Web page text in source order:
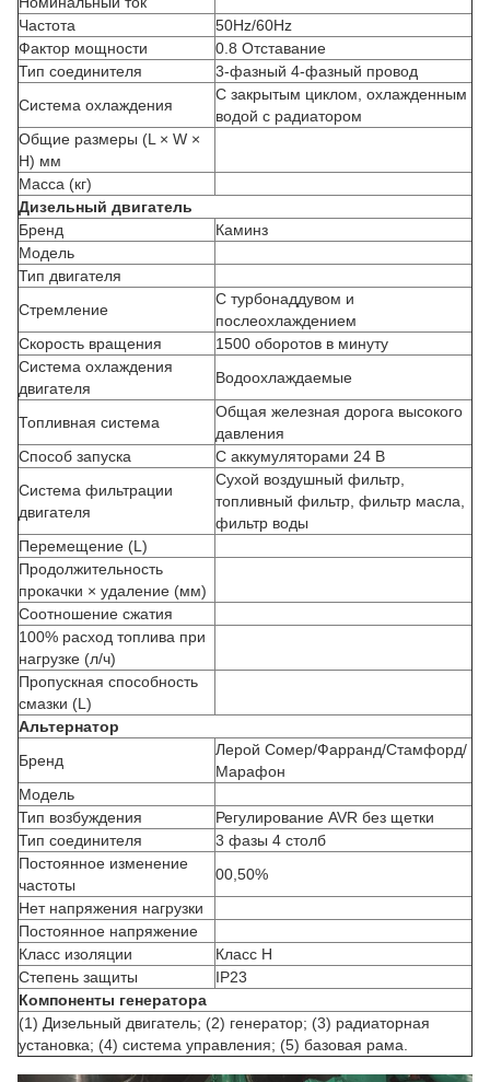
Частота
50Hz/60Hz
Фактор мощности
0.8 Отставание
Тип соединителя
3-фазный 4-фазный провод
Система охлаждения
С закрытым циклом, охлажденным
водой с радиатором
Общие размеры (L × W ×
H) мм
Масса (кг)
Дизельный двигатель
Бренд
Каминз
Модель
Тип двигателя
Стремление
С турбонаддувом и
послеохлаждением
Скорость вращения
1500 оборотов в минуту
Система охлаждения
двигателя
Водоохлаждаемые
Топливная система
Общая железная дорога высокого
давления
Способ запуска
С аккумуляторами 24 В
Система фильтрации
двигателя
Сухой воздушный фильтр,
топливный фильтр, фильтр масла,
фильтр воды
Перемещение (L)
Продолжительность
прокачки × удаление (мм)
Соотношение сжатия
100% расход топлива при
нагрузке (л/ч)
Пропускная способность
смазки (L)
Альтернатор
Бренд
Лерой Сомер/Фарранд/Стамфорд/
Марафон
Модель
Тип возбуждения
Регулирование AVR без щетки
Тип соединителя
3 фазы 4 столб
Постоянное изменение
частоты
00,50%
Нет напряжения нагрузки
Постоянное напряжение
Класс изоляции
Класс H
Степень защиты
IP23
Компоненты генератора
(1) Дизельный двигатель; (2) генератор; (3) радиаторная
установка; (4) система управления; (5) базовая рама.